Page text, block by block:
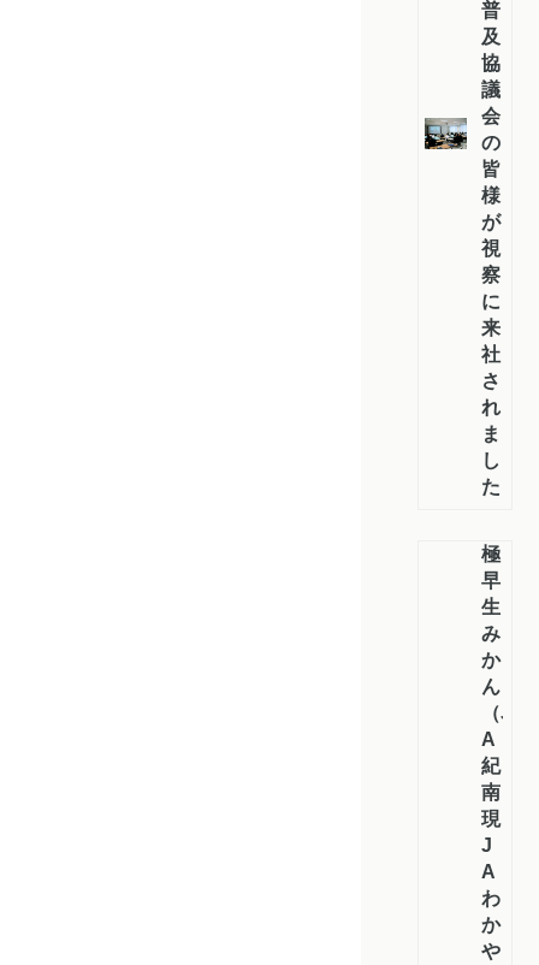
普
及
協
議
会
の
皆
様
が
視
察
に
来
社
さ
れ
ま
し
た
極
早
生
み
か
ん
（J
A
紀
南：
現
J
A
わ
か
や